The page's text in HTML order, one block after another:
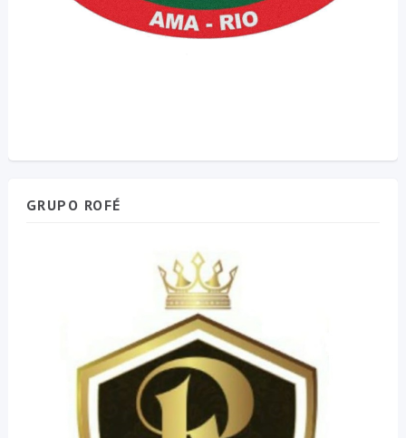
GRUPO ROFÉ